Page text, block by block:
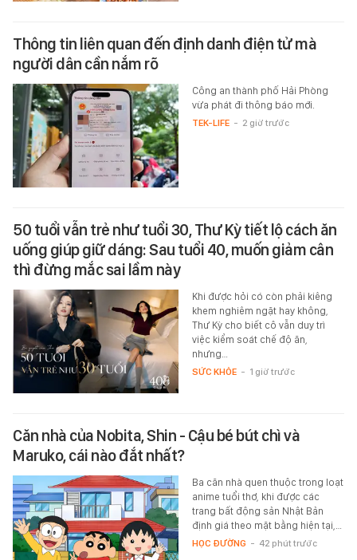
Thông tin liên quan đến định danh điện tử mà
người dân cần nắm rõ
Công an thành phố Hải Phòng
vừa phát đi thông báo mới.
TEK-LIFE - 2 giờ trước
50 tuổi vẫn trẻ như tuổi 30, Thư Kỳ tiết lộ cách ăn
uống giúp giữ dáng: Sau tuổi 40, muốn giảm cân
thì đừng mắc sai lầm này
Khi được hỏi có còn phải kiêng
khem nghiêm ngặt hay không,
Thư Kỳ cho biết cô vẫn duy trì
việc kiểm soát chế độ ăn,
nhưng…
SỨC KHỎE - 1 giờ trước
Căn nhà của Nobita, Shin - Cậu bé bút chì và
Maruko, cái nào đắt nhất?
Ba căn nhà quen thuộc trong loạt
anime tuổi thơ, khi được các
trang bất động sản Nhật Bản
định giá theo mặt bằng hiện tại,…
HỌC ĐƯỜNG - 42 phút trước